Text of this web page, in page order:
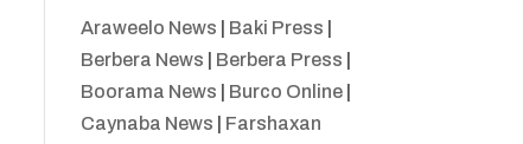
Araweelo News Baki Press
Berbera News
Berbera Press
Boorama News
Burco Online|
Caynaba News
Farshaxan